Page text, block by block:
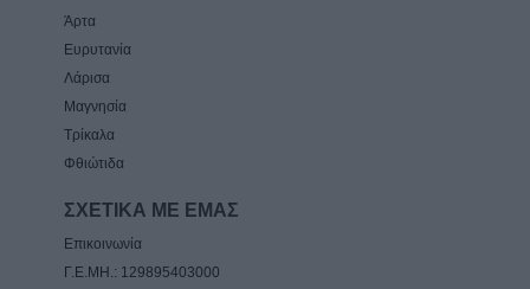
Άρτα
Ευρυτανία
Λάρισα
Μαγνησία
Τρίκαλα
Φθιώτιδα
ΣΧΕΤΙΚΑ ΜΕ ΕΜΑΣ
Επικοινωνία
Γ.Ε.ΜΗ.: 129895403000